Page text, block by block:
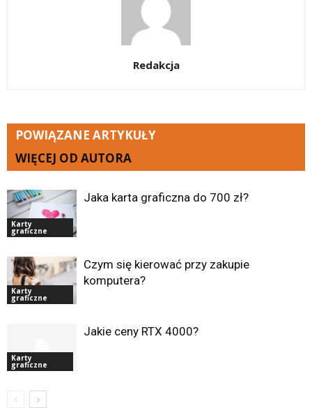
Redakcja
POWIĄZANE ARTYKUŁY
WIĘCEJ OD AUTORA
Karty
graficzne
Jaka karta graficzna do 700 zł?
Karty
graficzne
Czym się kierować przy zakupie
komputera?
Karty
graficzne
Jakie ceny RTX 4000?